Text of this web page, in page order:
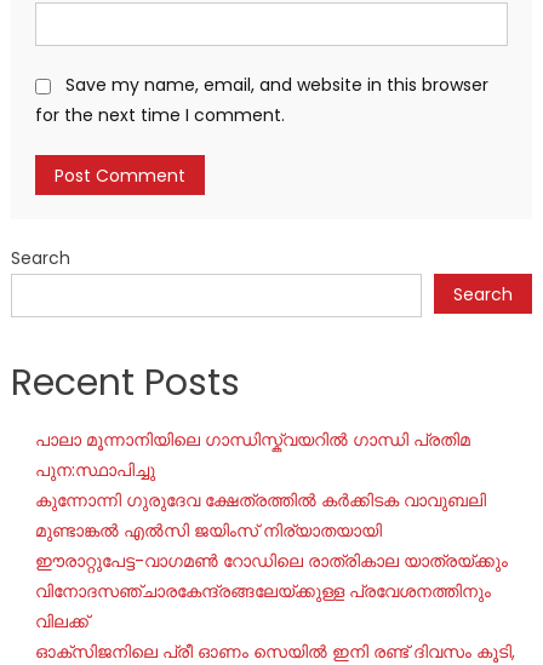
Save my name, email, and website in this browser
for the next time I comment.
Search
Search
Recent Posts
പാലാ മൂന്നാനിയിലെ ഗാന്ധിസ്ക്വയറിൽ ഗാന്ധി പ്രതിമ
പുന:സ്ഥാപിച്ചു
കുന്നോന്നി ഗുരുദേവ ക്ഷേത്രത്തിൽ കർക്കിടക വാവുബലി
മുണ്ടാങ്കൽ എൽസി ജയിംസ് നിര്യാതയായി
ഈരാറ്റുപേട്ട-വാഗമൺ റോഡിലെ രാത്രികാല യാത്രയ്ക്കും
വിനോദസഞ്ചാരകേന്ദ്രങ്ങലേയ്ക്കുള്ള പ്രവേശനത്തിനും
വിലക്ക്
ഓക്‌സിജനിലെ പ്രീ ഓണം സെയില്‍ ഇനി രണ്ട് ദിവസം കൂടി,